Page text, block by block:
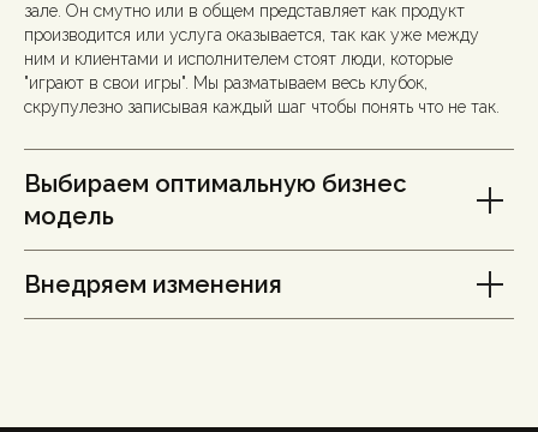
зале. Он смутно или в общем представляет как продукт
производится или услуга оказывается, так как уже между
ним и клиентами и исполнителем стоят люди, которые
"играют в свои игры". Мы разматываем весь клубок,
скрупулезно записывая каждый шаг чтобы понять что не так.
Выбираем оптимальную бизнес
модель
Внедряем изменения